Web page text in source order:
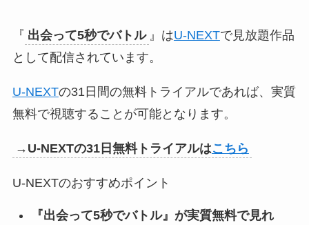
『 出会って5秒でバトル 』はU-NEXTで見放題作品
として配信されています。
U-NEXTの31日間の無料トライアルであれば、実質
無料で視聴することが可能となります。
→U-NEXTの31日無料トライアルはこちら
U-NEXTのおすすめポイント
『出会って5秒でバトル』が実質無料で見れ